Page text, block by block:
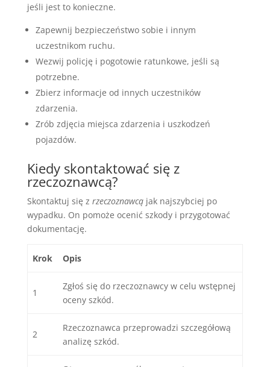
jeśli jest to konieczne.
Zapewnij bezpieczeństwo sobie i innym
uczestnikom ruchu.
Wezwij policję i pogotowie ratunkowe, jeśli są
potrzebne.
Zbierz informacje od innych uczestników
zdarzenia.
Zrób zdjęcia miejsca zdarzenia i uszkodzeń
pojazdów.
Kiedy skontaktować się z
rzeczoznawcą?
Skontaktuj się z rzeczoznawcąjak najszybciej po
wypadku. On pomoże ocenić szkody i przygotować
dokumentację.
Krok Opis
1
Zgłoś się do rzeczoznawcy w celu wstępnej
oceny szkód.
2
Rzeczoznawca przeprowadzi szczegółową
analizę szkód.